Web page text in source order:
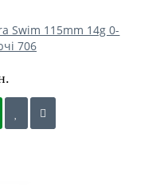
Swim 115mm 14g 0-
706